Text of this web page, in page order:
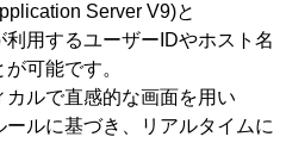
Server V9)と
用するユーザーIDやホスト名
可能です。
カルで直感的な画面を用い
ルに基づき、リアルタイムに